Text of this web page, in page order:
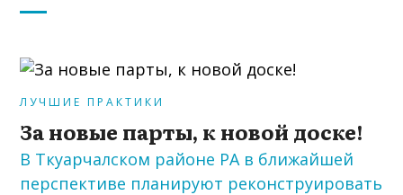
ЛУЧШИЕ ПРАКТИКИ
За новые парты, к новой доске!
В Ткуарчалском районе РА в ближайшей
перспективе планируют реконструировать